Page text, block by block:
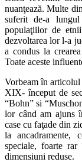
nuanţează. Multe
suferit de-a
populaţiilor de
dezvoltarea lor l-a
a condus la
Toate aceste
Vorbeam în articolul
XIX- început de
“Bohn” si
lor când am ajuns
case cu faţade din
la ancadramente,
speciale, foarte
dimensiuni reduse.